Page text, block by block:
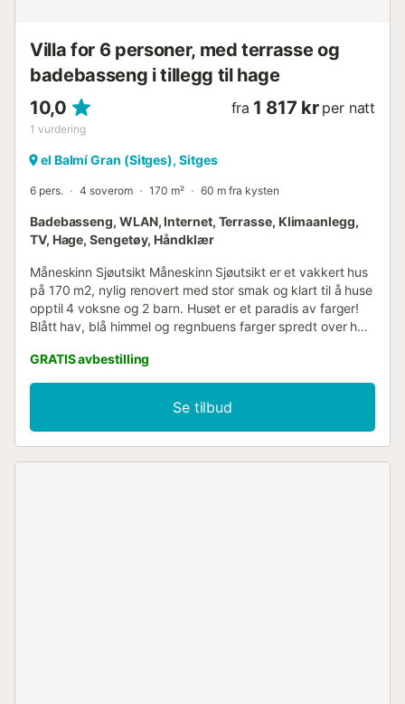
Villa for 6 personer, med terrasse og
badebasseng i tillegg til hage
10,0
1 vurdering
fra 1 817 kr per natt
el Balmí Gran (Sitges), Sitges
6 pers. 4 soverom 170 m² 60 m fra kysten
Badebasseng, WLAN, Internet, Terrasse, Klimaanlegg,
TV, Hage, Sengetøy, Håndklær
Måneskinn Sjøutsikt Måneskinn Sjøutsikt er et vakkert hus
på 170 m2, nylig renovert med stor smak og klart til å huse
opptil 4 voksne og 2 barn. Huset er et paradis av farger!
Blått hav, blå himmel og regnbuens farger spredt over hele
avslapning. Sjøluften vil gjøre at du ikke vil forlate dette
stedet! Så snart du kommer inn ytterdøren, finner du et
stort, fullt utstyrt kjøkken og en familievennlig
stue/spisestue. Helt ytterst i stuen er en stor og vakker
terrasse med unik utsikt. Det er her gjestene våre velger å
GRATIS avbestilling
Se tilbud